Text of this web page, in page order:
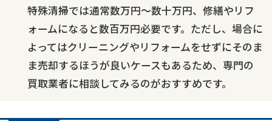
特殊清掃では通常数万円～数十万円、修繕やリフ
ォームになると数百万円必要です。ただし、場合に
よってはクリーニングやリフォームをせずにそのま
ま売却するほうが良いケースもあるため、専門の
買取業者に相談してみるのがおすすめです。